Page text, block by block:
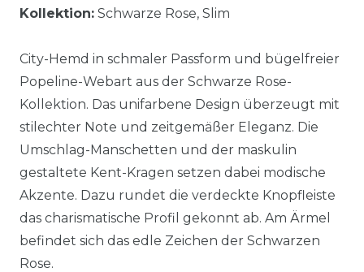
Kollektion: Schwarze Rose, Slim
City-Hemd in schmaler Passform und bügelfreier
Popeline-Webart aus der Schwarze Rose-
Kollektion. Das unifarbene Design überzeugt mit
stilechter Note und zeitgemäßer Eleganz. Die
Umschlag-Manschetten und der maskulin
gestaltete Kent-Kragen setzen dabei modische
Akzente. Dazu rundet die verdeckte Knopfleiste
das charismatische Profil gekonnt ab. Am Ärmel
befindet sich das edle Zeichen der Schwarzen
Rose.